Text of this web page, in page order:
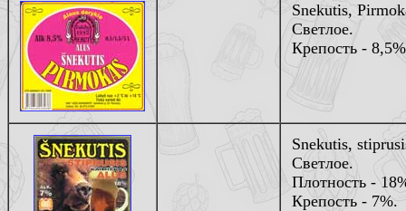
Snekutis,
Светлое.
Крепость -
Snekutis,
Светлое.
Плотность -
Крепость - 7%.